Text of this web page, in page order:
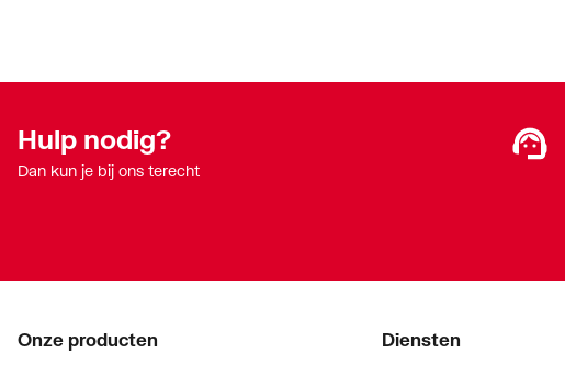
Hulp nodig?
Dan kun je bij ons terecht
Onze producten Diensten